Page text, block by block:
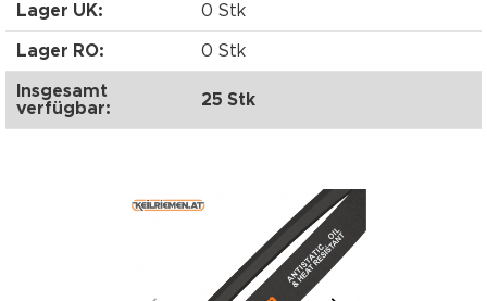
Lager UK: 0 Stk
Lager RO: 0 Stk
Insgesamt
verfügbar:
25 Stk